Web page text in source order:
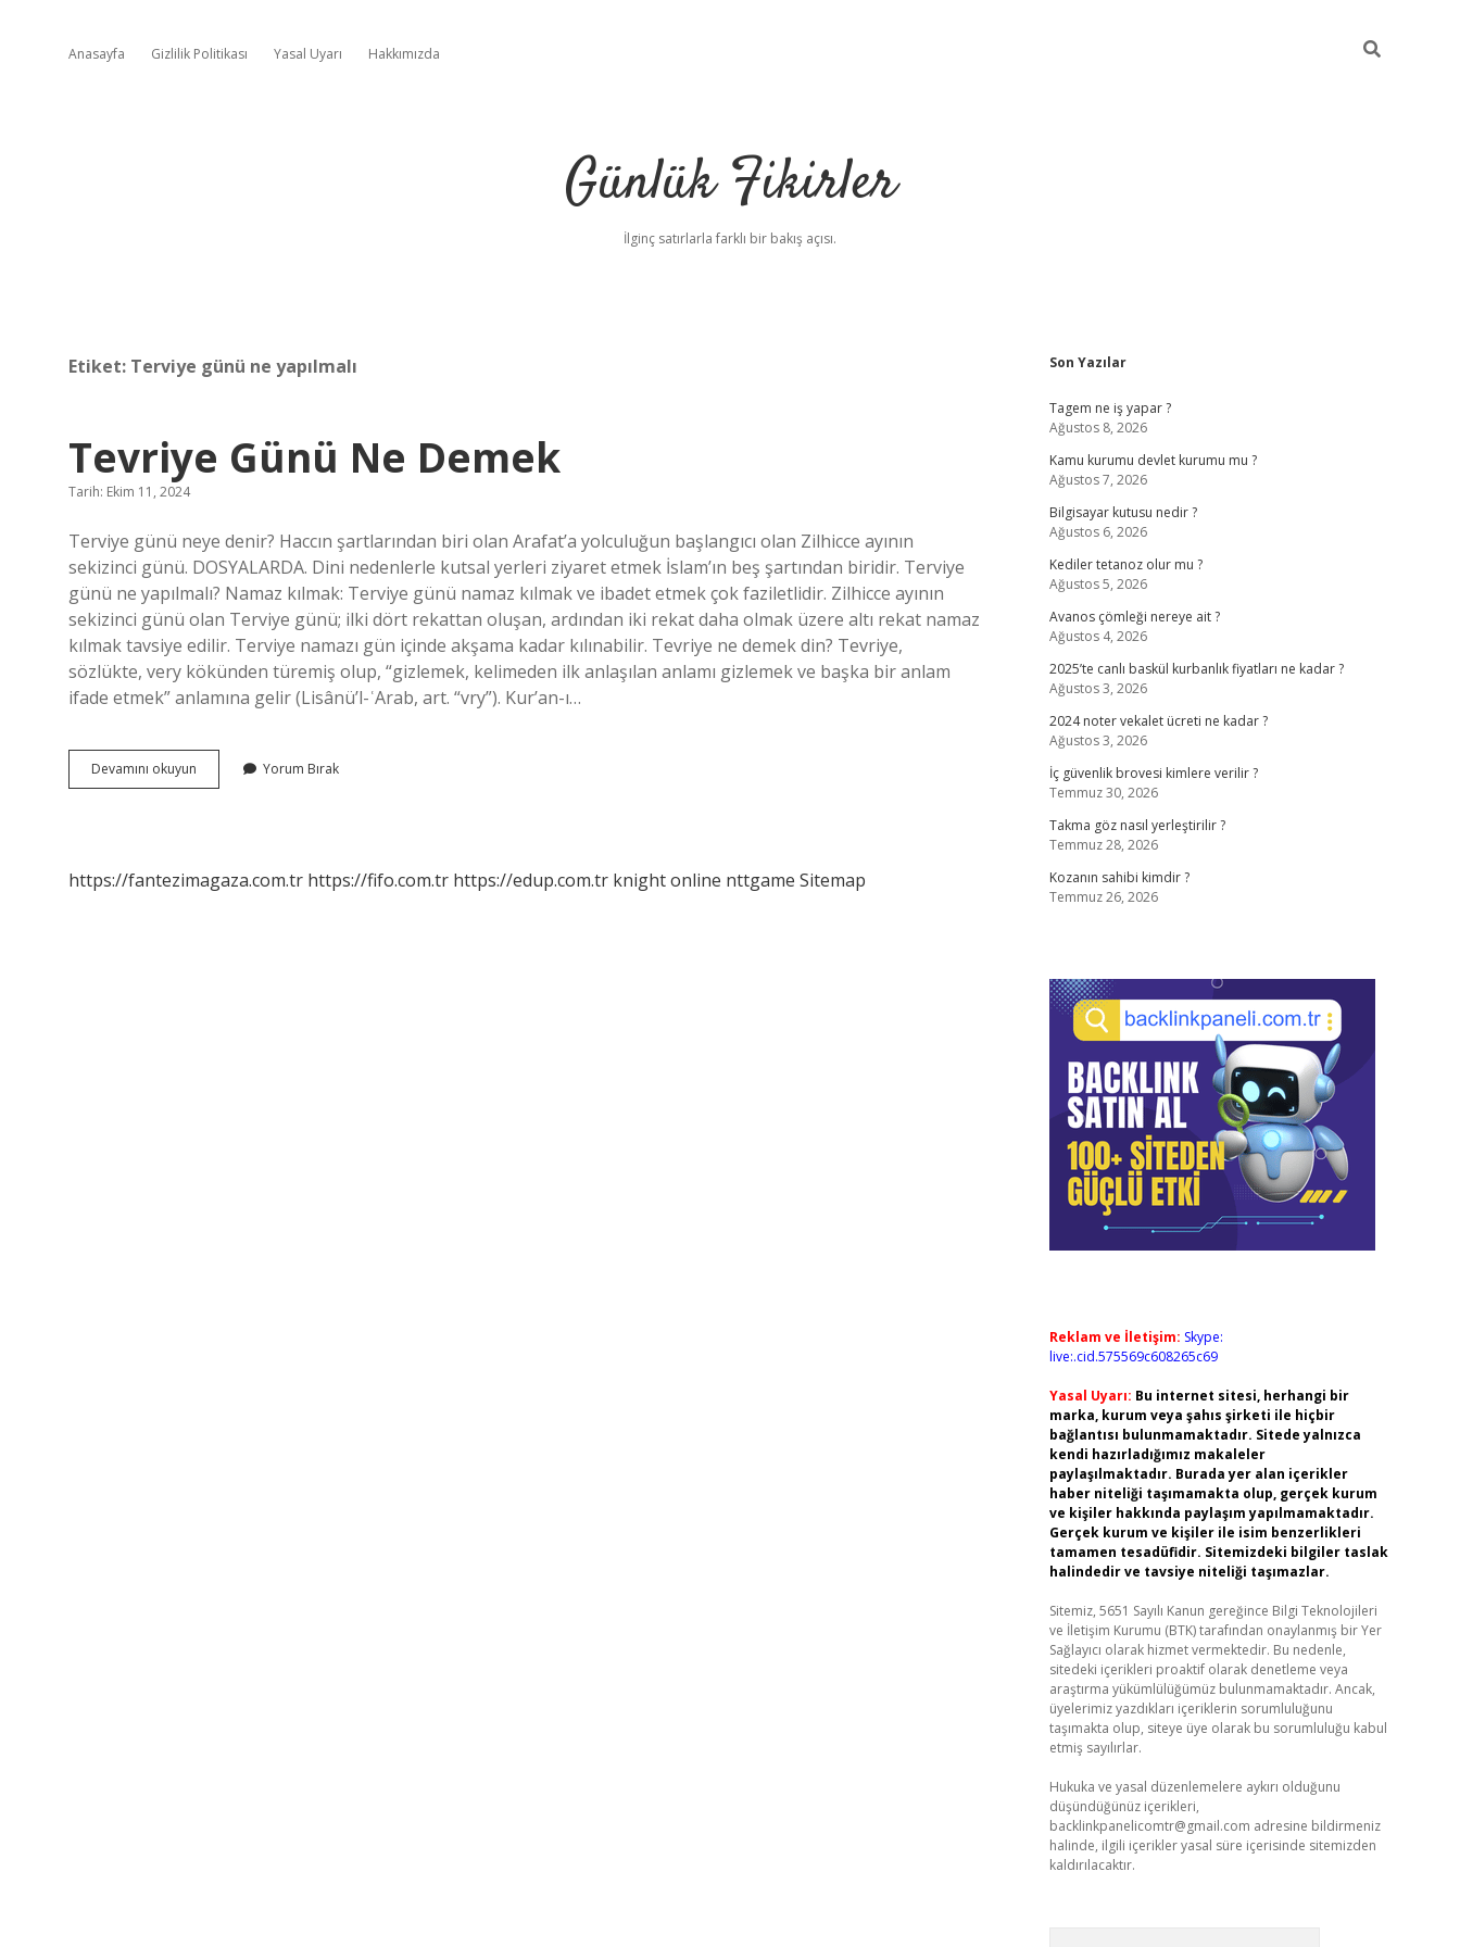
Anasayfa Gizlilik Politikası Yasal Uyarı Hakkımızda
Günlük Fikirler
İlginç satırlarla farklı bir bakış açısı.
Etiket: Terviye günü ne yapılmalı
Tevriye Günü Ne Demek
Tarih: Ekim 11, 2024
Terviye günü neye denir? Haccın şartlarından biri olan Arafat’a yolculuğun başlangıcı olan Zilhicce ayının
sekizinci günü. DOSYALARDA. Dini nedenlerle kutsal yerleri ziyaret etmek İslam’ın beş şartından biridir. Terviye
günü ne yapılmalı? Namaz kılmak: Terviye günü namaz kılmak ve ibadet etmek çok faziletlidir. Zilhicce ayının
sekizinci günü olan Terviye günü; ilki dört rekattan oluşan, ardından iki rekat daha olmak üzere altı rekat namaz
kılmak tavsiye edilir. Terviye namazı gün içinde akşama kadar kılınabilir. Tevriye ne demek din? Tevriye,
sözlükte, very kökünden türemiş olup, “gizlemek, kelimeden ilk anlaşılan anlamı gizlemek ve başka bir anlam
ifade etmek” anlamına gelir (Lisânü’l-ʿArab, art. “vry”). Kur’an-ı…
Devamını okuyun
Günü
Yorum Bırak
https://fantezimagaza.com.tr https://fifo.com.tr https://edup.com.tr knight online nttgame Sitemap
Sidebar
Son Yazılar
Tagem ne iş yapar ?
Ağustos 8, 2026
Kamu kurumu devlet kurumu mu ?
Ağustos 7, 2026
Bilgisayar kutusu nedir ?
Ağustos 6, 2026
Kediler tetanoz olur mu ?
Ağustos 5, 2026
Avanos çömleği nereye ait ?
Ağustos 4, 2026
2025’te canlı baskül kurbanlık fiyatları ne kadar ?
Ağustos 3, 2026
2024 noter vekalet ücreti ne kadar ?
Ağustos 3, 2026
İç güvenlik brovesi kimlere verilir ?
Temmuz 30, 2026
Takma göz nasıl yerleştirilir ?
Temmuz 28, 2026
Kozanın sahibi kimdir ?
Temmuz 26, 2026
Reklam ve İletişim: Skype:
live:.cid.575569c608265c69
Yasal Uyarı: Bu internet sitesi, herhangi bir
marka, kurum veya şahıs şirketi ile hiçbir
bağlantısı bulunmamaktadır. Sitede yalnızca
kendi hazırladığımız makaleler
paylaşılmaktadır. Burada yer alan içerikler
haber niteliği taşımamakta olup, gerçek kurum
ve kişiler hakkında paylaşım yapılmamaktadır.
Gerçek kurum ve kişiler ile isim benzerlikleri
tamamen tesadüfidir. Sitemizdeki bilgiler taslak
halindedir ve tavsiye niteliği taşımazlar.
Sitemiz, 5651 Sayılı Kanun gereğince Bilgi Teknolojileri
ve İletişim Kurumu (BTK) tarafından onaylanmış bir Yer
Sağlayıcı olarak hizmet vermektedir. Bu nedenle,
sitedeki içerikleri proaktif olarak denetleme veya
araştırma yükümlülüğümüz bulunmamaktadır. Ancak,
üyelerimiz yazdıkları içeriklerin sorumluluğunu
taşımakta olup, siteye üye olarak bu sorumluluğu kabul
etmiş sayılırlar.
Hukuka ve yasal düzenlemelere aykırı olduğunu
düşündüğünüz içerikleri,
backlinkpanelicomtr@gmail.com adresine bildirmeniz
halinde, ilgili içerikler yasal süre içerisinde sitemizden
kaldırılacaktır.